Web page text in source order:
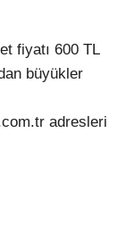
fiyatı 600 TL
büyükler
adresleri